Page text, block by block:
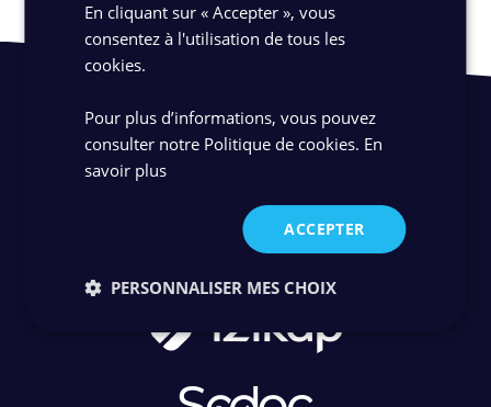
En cliquant sur « Accepter », vous
consentez à l'utilisation de tous les
cookies.
Pour plus d’informations, vous pouvez
consulter notre Politique de cookies. En
savoir plus
ACCEPTER
PERSONNALISER MES CHOIX